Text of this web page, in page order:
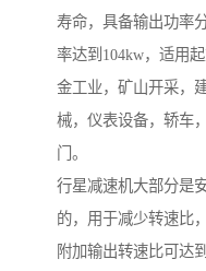
寿命，具备输出功率
率达到104kw，适用
金工业，矿山开采，
械，仪表设备，轿车
门。
行星减速机大部分是
的，用于减少转速比
附加输出转速比可达